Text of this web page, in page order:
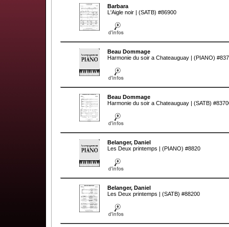
Barbara
L'Aigle noir | (SATB) #86900
Beau Dommage
Harmonie du soir a Chateauguay | (PIANO)
Beau Dommage
Harmonie du soir a Chateauguay | (SATB)
Belanger, Daniel
Les Deux printemps | (PIANO) #8820
Belanger, Daniel
Les Deux printemps | (SATB) #88200